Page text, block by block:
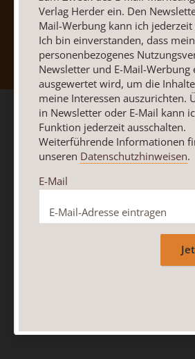
Nach oben
Verlag Herder ein. Den
Mail-Werbung kann ich jederzeit
Ich bin einverstanden, dass mein
personenbezogenes
Newsletter und E-Mail-Werbung
ausgewertet wird, um die
meine Interessen auszurichten.
in Newsletter oder E-Mail kann
Funktion jederzeit ausschalten.
Weiterführende Informationen
unseren Datenschutzhinweisen.
E-Mail